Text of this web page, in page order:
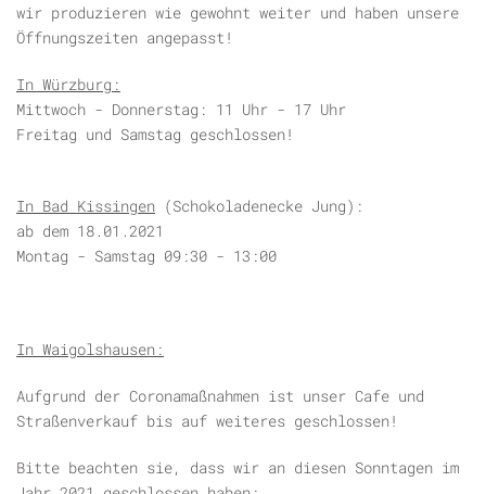
wir produzieren wie gewohnt weiter und haben unsere
Öffnungszeiten angepasst!
In Würzburg:
Mittwoch - Donnerstag: 11 Uhr - 17 Uhr
Freitag und Samstag geschlossen!
In Bad Kissingen (Schokoladenecke Jung):
ab dem 18.01.2021
Montag - Samstag 09:30 - 13:00
In Waigolshausen:
Aufgrund der Coronamaßnahmen ist unser Cafe und
Straßenverkauf bis auf weiteres geschlossen!
Bitte beachten sie, dass wir an diesen Sonntagen im